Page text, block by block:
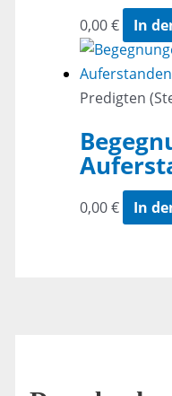
0,00€ In
Predigten
0,00€ In